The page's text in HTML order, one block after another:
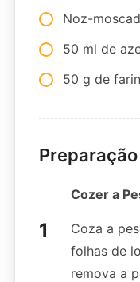
Noz-
50 ml de
50 g de
Preparação
Cozer a
Coza a
folhas de
remova a